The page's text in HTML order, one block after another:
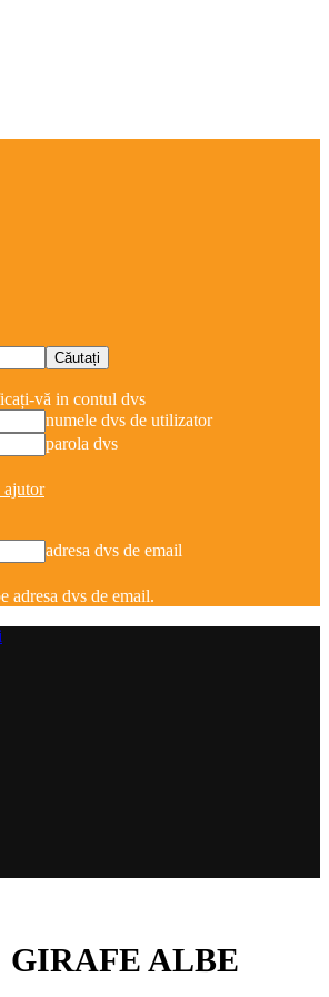
vă in contul dvs
numele dvs de utilizator
parola dvs
ajutor
adresa dvs de email
adresa dvs de email.
GIRAFE ALBE